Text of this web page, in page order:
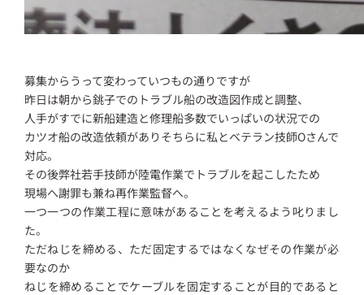
募集からうって変わっていつもの通りですが
昨日は朝から銚子でのトラブル船の改造図作成と調整、
人手がすでに新船建造と修理船多数でいっぱいの状況での
カツオ船の改造依頼がありそちらに私とベテラン技師Oさんで
対応。
その後弊社若手技師が陸電作業でトラブルを起こしたため
現場へ謝罪も兼ね再作業監督へ。
一つ一つの作業工程に意味があることを考えるよう叱りまし
た。
ただねじを締める、ただ固定するではなくなぜその作業が必
要なのか
ねじを締めることでケーブルを固定することが目的であると